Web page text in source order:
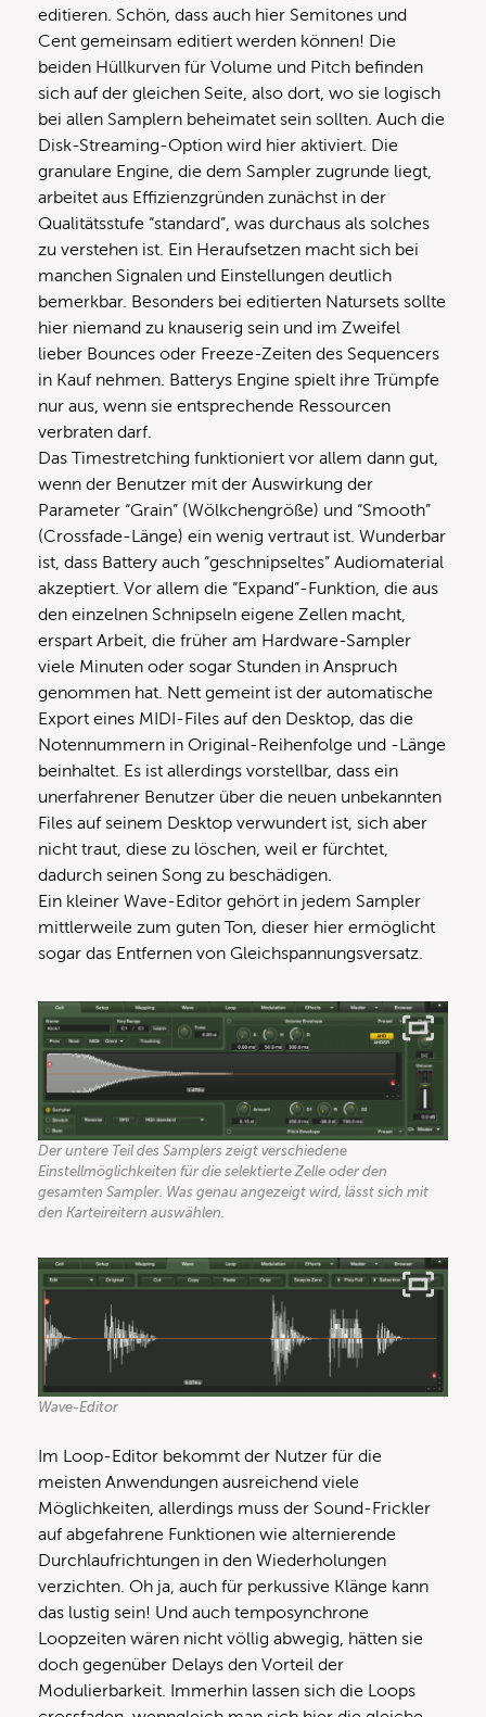
editieren. Schön, dass auch hier Semitones und
Cent gemeinsam editiert werden können! Die
beiden Hüllkurven für Volume und Pitch befinden
sich auf der gleichen Seite, also dort, wo sie logisch
bei allen Samplern beheimatet sein sollten. Auch die
Disk-Streaming-Option wird hier aktiviert. Die
granulare Engine, die dem Sampler zugrunde liegt,
arbeitet aus Effizienzgründen zunächst in der
Qualitätsstufe “standard”, was durchaus als solches
zu verstehen ist. Ein Heraufsetzen macht sich bei
manchen Signalen und Einstellungen deutlich
bemerkbar. Besonders bei editierten Natursets sollte
hier niemand zu knauserig sein und im Zweifel
lieber Bounces oder Freeze-Zeiten des Sequencers
in Kauf nehmen. Batterys Engine spielt ihre Trümpfe
nur aus, wenn sie entsprechende Ressourcen
verbraten darf.
Das Timestretching funktioniert vor allem dann gut,
wenn der Benutzer mit der Auswirkung der
Parameter “Grain” (Wölkchengröße) und “Smooth”
(Crossfade-Länge) ein wenig vertraut ist. Wunderbar
ist, dass Battery auch “geschnipseltes” Audiomaterial
akzeptiert. Vor allem die “Expand”-Funktion, die aus
den einzelnen Schnipseln eigene Zellen macht,
erspart Arbeit, die früher am Hardware-Sampler
viele Minuten oder sogar Stunden in Anspruch
genommen hat. Nett gemeint ist der automatische
Export eines MIDI-Files auf den Desktop, das die
Notennummern in Original-Reihenfolge und -Länge
beinhaltet. Es ist allerdings vorstellbar, dass ein
unerfahrener Benutzer über die neuen unbekannten
Files auf seinem Desktop verwundert ist, sich aber
nicht traut, diese zu löschen, weil er fürchtet,
dadurch seinen Song zu beschädigen.
Ein kleiner Wave-Editor gehört in jedem Sampler
mittlerweile zum guten Ton, dieser hier ermöglicht
sogar das Entfernen von Gleichspannungsversatz.
Der untere Teil des Samplers zeigt verschiedene
Einstellmöglichkeiten für die selektierte Zelle oder den
gesamten Sampler. Was genau angezeigt wird, lässt sich mit
den Karteireitern auswählen.
Wave-Editor
Im Loop-Editor bekommt der Nutzer für die
meisten Anwendungen ausreichend viele
Möglichkeiten, allerdings muss der Sound-Frickler
auf abgefahrene Funktionen wie alternierende
Durchlaufrichtungen in den Wiederholungen
verzichten. Oh ja, auch für perkussive Klänge kann
das lustig sein! Und auch temposynchrone
Loopzeiten wären nicht völlig abwegig, hätten sie
doch gegenüber Delays den Vorteil der
Modulierbarkeit. Immerhin lassen sich die Loops